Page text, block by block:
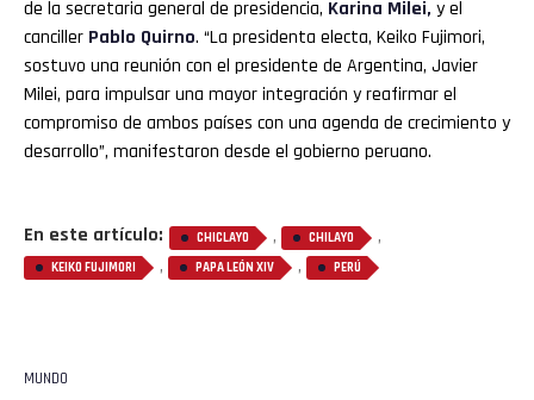
de la secretaria general de presidencia, Karina Milei, y el
canciller Pablo Quirno. “La presidenta electa, Keiko Fujimori,
sostuvo una reunión con el presidente de Argentina, Javier
Milei, para impulsar una mayor integración y reafirmar el
compromiso de ambos países con una agenda de crecimiento y
desarrollo”, manifestaron desde el gobierno peruano.
En este artículo: CHICLAYO , CHILAYO ,
KEIKO FUJIMORI , PAPA LEÓN XIV , PERÚ
MUNDO